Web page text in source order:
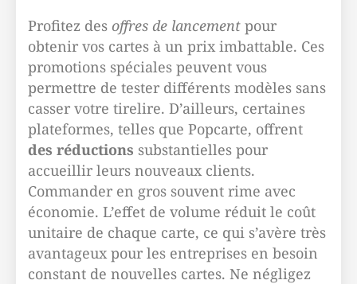
Profitez des offres de lancement pour
obtenir vos cartes à un prix imbattable. Ces
promotions spéciales peuvent vous
permettre de tester différents modèles sans
casser votre tirelire. D’ailleurs, certaines
plateformes, telles que Popcarte, offrent
des réductions substantielles pour
accueillir leurs nouveaux clients.
Commander en gros souvent rime avec
économie. L’effet de volume réduit le coût
unitaire de chaque carte, ce qui s’avère très
avantageux pour les entreprises en besoin
constant de nouvelles cartes. Ne négligez